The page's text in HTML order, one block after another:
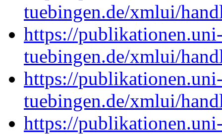
tuebingen.de/xmlui/
https://
tuebingen.de/xmlui/
https://
tuebingen.de/xmlui/
https://